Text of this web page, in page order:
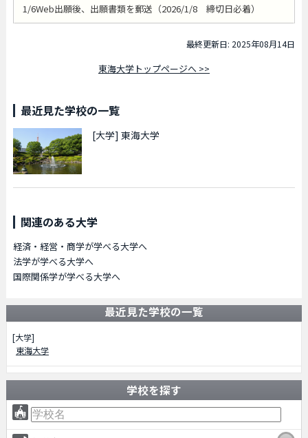
1/6Web出願後、出願書類を郵送（2026/1/8 締切日必着）
最終更新日: 2025年08月14日
東海大学トップページへ >>
最近見た学校の一覧
[大学] 東海大学
関連のある大学
経済・経営・商学が学べる大学へ
法学が学べる大学へ
国際関係学が学べる大学へ
最近見た学校の一覧
[大学]
東海大学
学校を探す